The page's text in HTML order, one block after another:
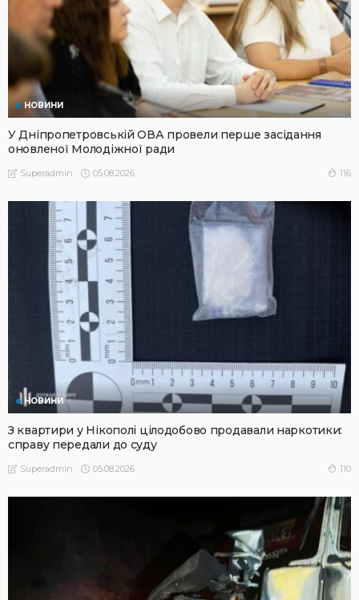
НОВИНИ
У Дніпропетровській ОВА провели перше засідання
оновленої Молодіжної ради
Superadmin 05.08.2026 116
НОВИНИ
З квартири у Нікополі цілодобово продавали наркотики:
справу передали до суду
Superadmin 05.08.2026 110